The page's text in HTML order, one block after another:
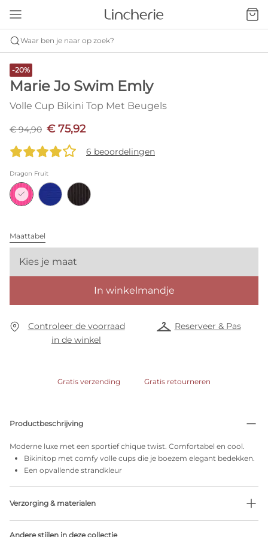
Waar ben je naar op zoek?
-20%
Marie Jo Swim Emly
Volle Cup Bikini Top Met Beugels
€ 94,90 € 75,92
6 beoordelingen
Dragon Fruit
Maattabel
Kies je maat
In winkelmandje
Controleer de voorraad
in de winkel
Reserveer & Pas
Gratis verzending Gratis retourneren
Productbeschrijving
Moderne luxe met een sportief chique twist. Comfortabel en cool.
Bikinitop met comfy volle cups die je boezem elegant bedekken.
Een opvallende strandkleur
Verzorging & materialen
Andere stijlen in deze collectie